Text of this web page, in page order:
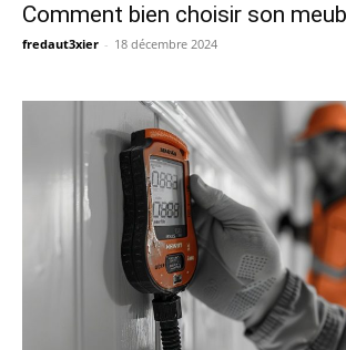
Comment bien choisir son
fredaut3xier - 18 décembre 2024